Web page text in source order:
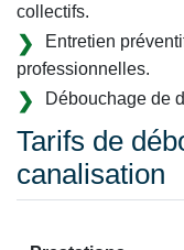
collectifs.
Entretien
professionnelles.
Débouchage de
Tarifs de
canalisation